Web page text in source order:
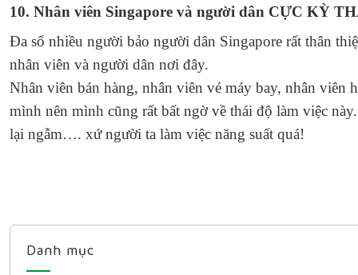
10. Nhân viên Singapore và người dân CỰC KỲ
Đa số nhiều người bảo người dân Singapore rất thân
nhân viên và người dân nơi đây.
Nhân viên bán hàng, nhân viên vé máy bay, nhân viên
mình nên mình cũng rất bất ngờ về thái độ làm việc
lại ngẫm…. xứ người ta làm việc năng suất quá!
Danh mục